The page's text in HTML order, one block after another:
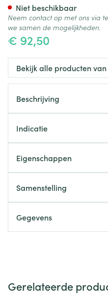
€ 92,50
Niet beschikbaar
Neem contact op met ons via
we samen de mogelijkheden.
Bekijk alle producten
Beschrijving
Indicatie
Eigenschappen
Samenstelling
Gegevens
Gerelateerde